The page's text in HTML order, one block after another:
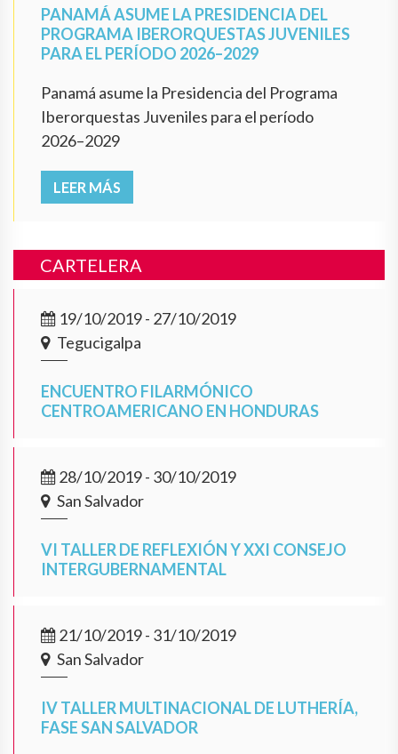
PANAMÁ ASUME LA PRESIDENCIA DEL
PROGRAMA IBERORQUESTAS JUVENILES
PARA EL PERÍODO 2026–2029
Panamá asume la Presidencia del Programa
Iberorquestas Juveniles para el período
2026–2029
LEER MÁS
CARTELERA
19/10/2019 - 27/10/2019
Tegucigalpa
ENCUENTRO FILARMÓNICO
CENTROAMERICANO EN HONDURAS
28/10/2019 - 30/10/2019
San Salvador
VI TALLER DE REFLEXIÓN Y XXI CONSEJO
INTERGUBERNAMENTAL
21/10/2019 - 31/10/2019
San Salvador
IV TALLER MULTINACIONAL DE LUTHERÍA,
FASE SAN SALVADOR